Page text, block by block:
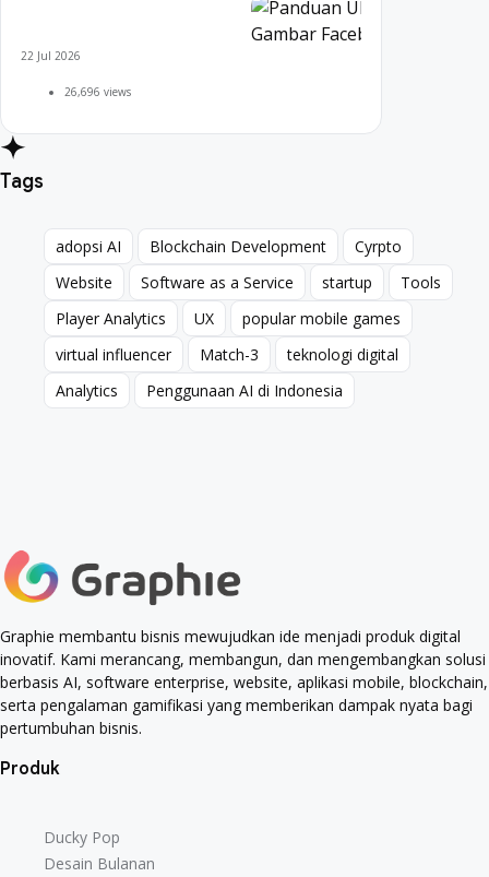
22 Jul 2026
26,696 views
Tags
adopsi AI
adopsi AI
Blockchain Development
Blockchain Development
Cyrpto
Cyrpto
Website
Website
Software as a Service
Software as a Service
startup
startup
Tools
Tools
Player Analytics
Player Analytics
UX
UX
popular mobile games
popular mobile games
virtual influencer
virtual influencer
Match-3
Match-3
teknologi digital
teknologi digital
Analytics
Analytics
Penggunaan AI di Indonesia
Penggunaan AI di Indonesia
Graphie membantu bisnis mewujudkan ide menjadi produk digital
inovatif. Kami merancang, membangun, dan mengembangkan solusi
berbasis AI, software enterprise, website, aplikasi mobile, blockchain,
serta pengalaman gamifikasi yang memberikan dampak nyata bagi
pertumbuhan bisnis.
Produk
Ducky Pop
Desain Bulanan